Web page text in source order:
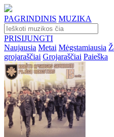
PAGRINDINIS MUZIKA
PRISIJUNGTI
Naujausia Metai Mėgstamiausia
grojaraščiai Grojaraščiai Paieška